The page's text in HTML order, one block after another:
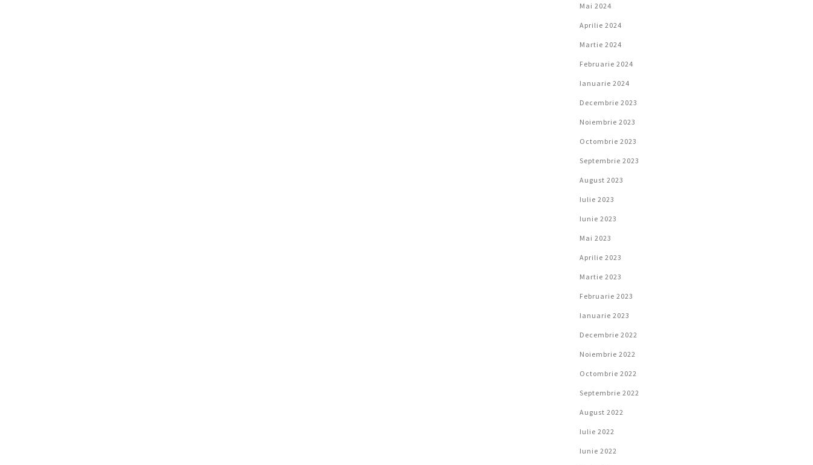
Mai 2024
Aprilie 2024
Martie 2024
Februarie 2024
Ianuarie 2024
Decembrie 2023
Noiembrie 2023
Octombrie 2023
Septembrie 2023
August 2023
Iulie 2023
Iunie 2023
Mai 2023
Aprilie 2023
Martie 2023
Februarie 2023
Ianuarie 2023
Decembrie 2022
Noiembrie 2022
Octombrie 2022
Septembrie 2022
August 2022
Iulie 2022
Iunie 2022